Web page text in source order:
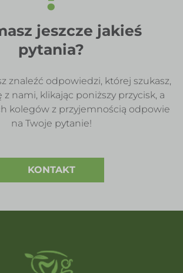
jeszcze jakieś
pytania?
znaleźć odpowiedzi, której szukasz,
nami, klikając poniższy przycisk, a
kolegów z przyjemnością odpowie
na Twoje pytanie!
KONTAKT